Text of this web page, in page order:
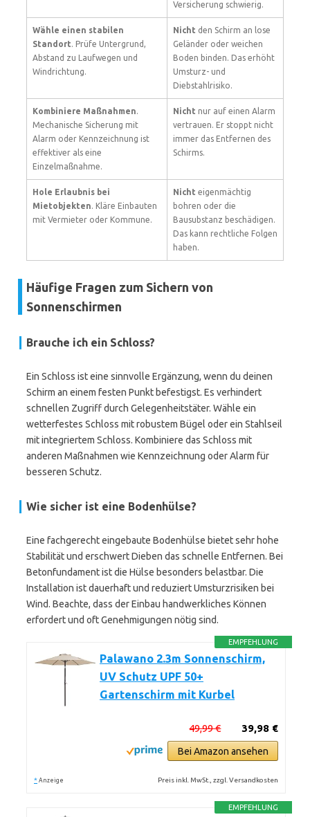
Versicherung schwierig.
Wähle einen stabilen
Standort. Prüfe Untergrund,
Abstand zu Laufwegen und
Windrichtung.
Nicht den Schirm an lose
Geländer oder weichen
Boden binden. Das erhöht
Umsturz- und
Diebstahlrisiko.
Kombiniere Maßnahmen.
Mechanische Sicherung mit
Alarm oder Kennzeichnung ist
effektiver als eine
Einzelmaßnahme.
Nicht nur auf einen Alarm
vertrauen. Er stoppt nicht
immer das Entfernen des
Schirms.
Hole Erlaubnis bei
Mietobjekten. Kläre Einbauten
mit Vermieter oder Kommune.
Nicht eigenmächtig
bohren oder die
Bausubstanz beschädigen.
Das kann rechtliche Folgen
haben.
Häufige Fragen zum Sichern von
Sonnenschirmen
Brauche ich ein Schloss?
Ein Schloss ist eine sinnvolle Ergänzung, wenn du deinen
Schirm an einem festen Punkt befestigst. Es verhindert
schnellen Zugriff durch Gelegenheitstäter. Wähle ein
wetterfestes Schloss mit robustem Bügel oder ein Stahlseil
mit integriertem Schloss. Kombiniere das Schloss mit
anderen Maßnahmen wie Kennzeichnung oder Alarm für
besseren Schutz.
Wie sicher ist eine Bodenhülse?
Eine fachgerecht eingebaute Bodenhülse bietet sehr hohe
Stabilität und erschwert Dieben das schnelle Entfernen. Bei
Betonfundament ist die Hülse besonders belastbar. Die
Installation ist dauerhaft und reduziert Umsturzrisiken bei
Wind. Beachte, dass der Einbau handwerkliches Können
erfordert und oft Genehmigungen nötig sind.
EMPFEHLUNG
Palawano 2.3m Sonnenschirm,
UV Schutz UPF 50+
Gartenschirm mit Kurbel
39,98 €
49,99 €
Bei Amazon ansehen
* Anzeige Preis inkl. MwSt., zzgl. Versandkosten
EMPFEHLUNG